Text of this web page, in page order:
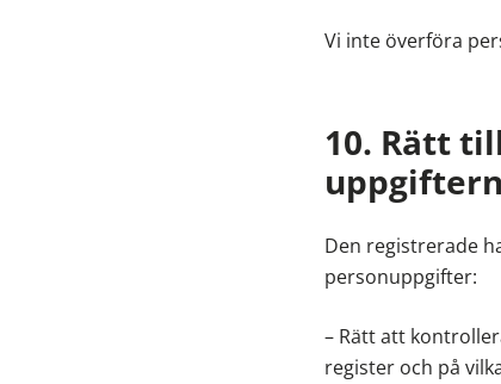
Vi inte överföra
10. Rätt
Den registrerade
personuppgifter:
– Rätt att
register och på